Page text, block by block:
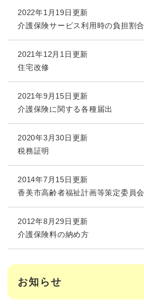
2022年1月19日更新
介護保険サービス利用時の負担割合
2021年12月1日更新
住宅改修
2021年9月15日更新
介護保険に関する各種届出
2020年3月30日更新
税務証明
2014年7月15日更新
香美市高齢者福祉計画等策定委員会
2012年8月29日更新
介護保険料の納め方
お知らせ